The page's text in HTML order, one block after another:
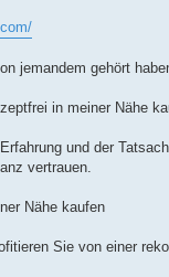
jemandem gehört
in meiner Nähe
und der
vertrauen.
Nähe kaufen
Sie von einer